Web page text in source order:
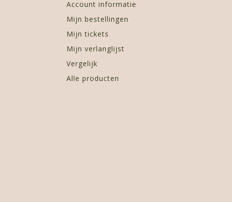
Account informatie
Mijn bestellingen
Mijn tickets
Mijn verlanglijst
Vergelijk
Alle producten